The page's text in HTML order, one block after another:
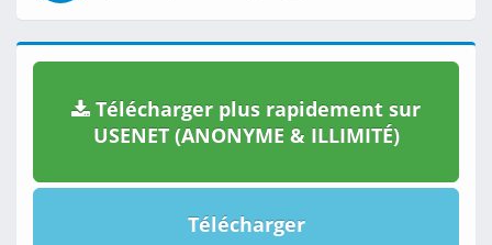
Télécharger plus rapidement sur
USENET (ANONYME & ILLIMITÉ)
Télécharger